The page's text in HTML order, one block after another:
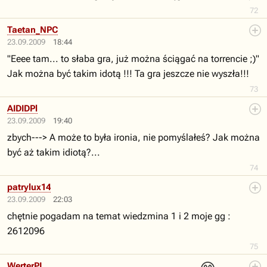
72
23.09.2009 18:44
73
Taetan_NPC
"Eeee tam... to słaba gra, już można ściągać na torrencie ;)"
Jak można być takim idotą !!! Ta gra jeszcze nie wyszła!!!
23.09.2009 19:40
74
AIDIDPl
zbych---> A może to była ironia, nie pomyślałeś? Jak można
być aż takim idiotą?...
23.09.2009 22:03
75
patrylux14
chętnie pogadam na temat wiedzmina 1 i 2 moje gg :
2612096